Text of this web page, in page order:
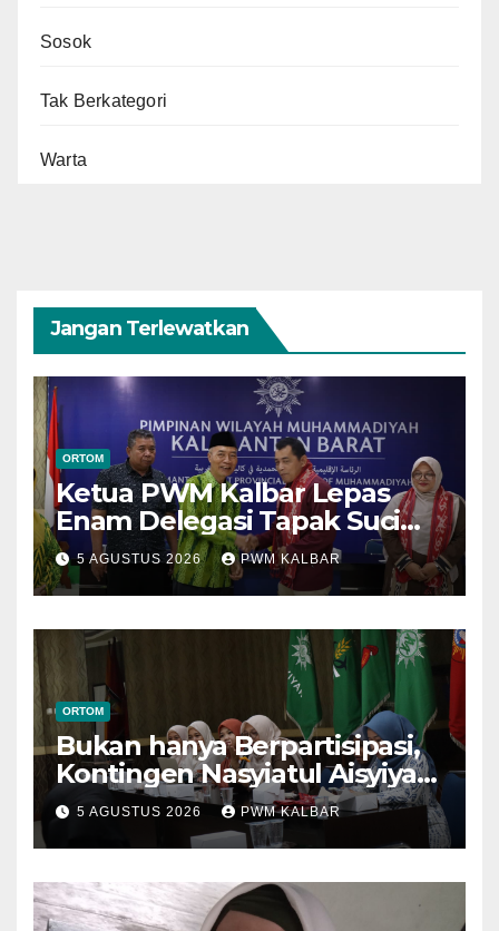
Sosok
Tak Berkategori
Warta
Jangan Terlewatkan
ORTOM
Ketua PWM Kalbar Lepas
Enam Delegasi Tapak Suci
Menuju Muktamar XVI di
Semarang
5 AGUSTUS 2026 PWM KALBAR
ORTOM
Bukan hanya Berpartisipasi,
Kontingen Nasyiatul Aisyiyah
Kalbar Perjuangkan Program
di Muktamar XV
5 AGUSTUS 2026 PWM KALBAR